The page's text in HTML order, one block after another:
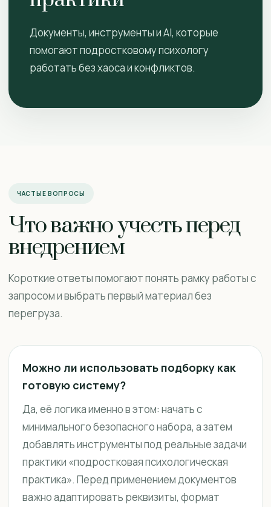
Документы, инструменты и AI, которые
помогают подростковому психологу
работать без хаоса и конфликтов.
ЧАСТЫЕ ВОПРОСЫ
Что важно учесть перед
внедрением
Короткие ответы помогают понять рамку работы с
запросом и выбрать первый материал без
перегруза.
Можно ли использовать подборку как
готовую систему?
Да, её логика именно в этом: начать с
минимального безопасного набора, а затем
добавлять инструменты под реальные задачи
практики «подростковая психологическая
практика». Перед применением документов
важно адаптировать реквизиты, формат